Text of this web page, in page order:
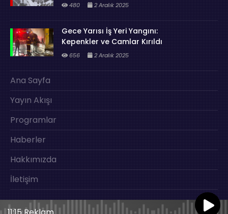
480 2 Aralık 2025
Gece Yarısı İş Yeri Yangını:
Kepenkler ve Camlar Kırıldı
656 2 Aralık 2025
Ana Sayfa
Yayın Akışı
Programlar
Haberler
Hakkımızda
İletişim